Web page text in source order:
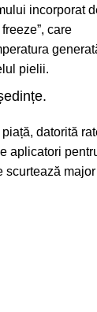
incorporat
care
pielii.
datorită
aplicatori
major